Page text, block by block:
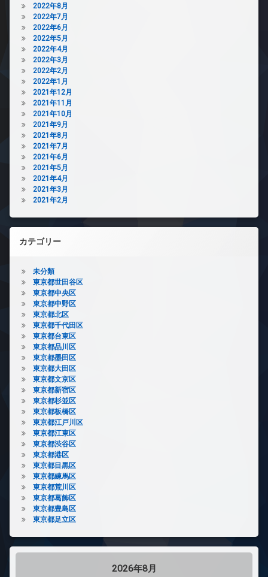
2022年8月
2022年7月
2022年6月
2022年5月
2022年4月
2022年3月
2022年2月
2022年1月
2021年12月
2021年11月
2021年10月
2021年9月
2021年8月
2021年7月
2021年6月
2021年5月
2021年4月
2021年3月
2021年2月
カテゴリー
未分類
東京都世田谷区
東京都中央区
東京都中野区
東京都北区
東京都千代田区
東京都台東区
東京都品川区
東京都墨田区
東京都大田区
東京都文京区
東京都新宿区
東京都杉並区
東京都板橋区
東京都江戸川区
東京都江東区
東京都渋谷区
東京都港区
東京都目黒区
東京都練馬区
東京都荒川区
東京都葛飾区
東京都豊島区
東京都足立区
2026年8月